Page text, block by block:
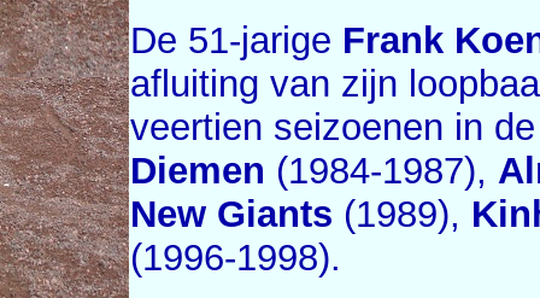
De 51-jarige Frank
afluiting van zijn
veertien seizoenen in
Diemen (1984-1987),
New Giants (1989),
(1996-1998).